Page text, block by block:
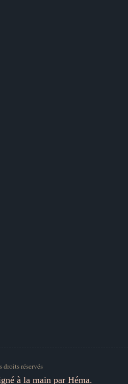
droits réservés
à la main par Héma.